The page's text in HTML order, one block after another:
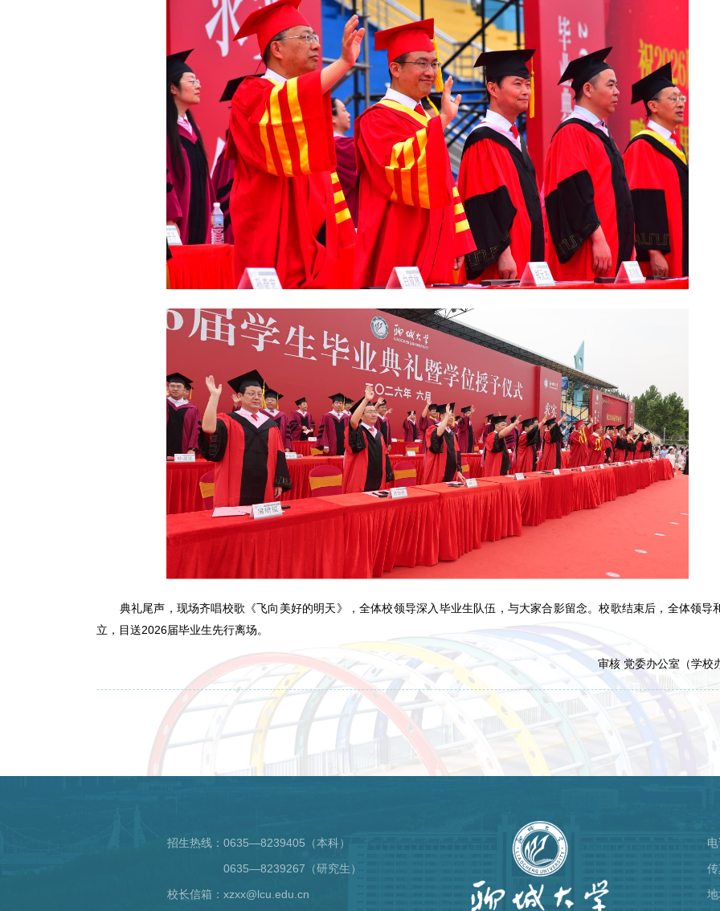
典礼尾声，现场齐唱校歌《飞向美好的明天》，全体校领导深入毕业生队伍，与大家合影留念。校歌结束后，全体领导
立，目送2026届毕业生先行离场。
审核 党委办公室（学校
招生热线： 0635—8239405（本科）
0635—8239267（研究生）
校长信箱：xzxx@lcu.edu.cn